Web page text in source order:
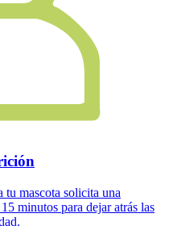
tu mascota solicita una
minutos para dejar atrás las